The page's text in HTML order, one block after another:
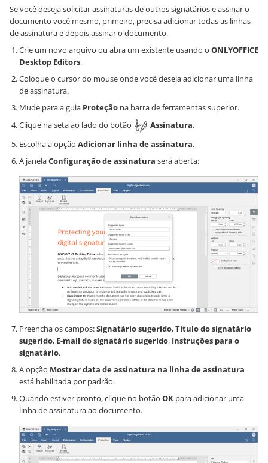
Se você deseja solicitar assinaturas de outros signatários e assinar o
documento você mesmo, primeiro, precisa adicionar todas as linhas
de assinatura e depois assinar o documento.
Crie um novo arquivo ou abra um existente usando o ONLYOFFICE
Desktop Editors.
Coloque o cursor do mouse onde você deseja adicionar uma linha
de assinatura.
Mude para a guia Proteção na barra de ferramentas superior.
Clique na seta ao lado do botão
Assinatura.
Escolha a opção Adicionar linha de assinatura.
A janelaConfiguração de assinatura será aberta:
Preencha os campos:Signatário sugerido,Título do signatário
sugerido, E-mail do signatário sugerido, Instruções para o
signatário.
A opção Mostrar data de assinatura na linha de assinatura
está habilitada por padrão.
Quando estiver pronto, clique no botão OK para adicionar uma
linha de assinatura ao documento.